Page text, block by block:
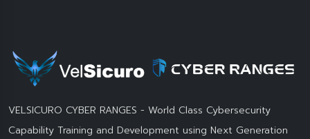
VELSICURO CYBER RANGES - World Class Cybersecurity
Capability Training and Development using Next Generation